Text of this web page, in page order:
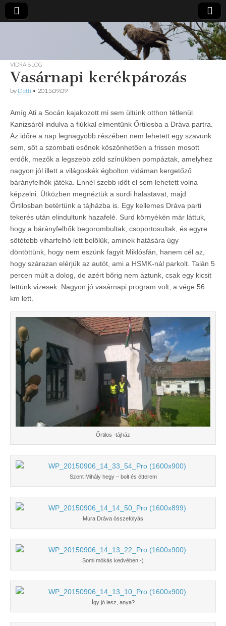
Vízitúra
kajakoktatás,
kajak-kenu
bolt,
vidraságok…
VIDRA BLOG
Vasárnapi kerékpározás
by Detti • 2015.09.09
Amíg Ati a Socán kajakozott mi sem ültünk otthon tétlenül.
Kanizsáról indulva a fiúkkal elmentünk Őrtilosba a Dráva partra.
Az időre a nap legnagyobb részében nem lehetett egy szavunk
sem, sőt a szombati esőnek köszönhetően a frissen mosott
erdők, mezők a legszebb zöld színükben pompáztak, amelyhez
nagyon jól illett a világoskék égbolton vidáman kergetőző
bárányfelhők játéka. Ennél szebb időt el sem lehetett volna
képzelni. Útközben megnéztük a surdi halastavat, majd
Őrtilosban betértünk a tájházba is. Egy kellemes Dráva parti
tekerés után elindultunk hazafelé. Surd környékén már láttuk,
hogy a bárányfelhők begorombultak, csoportosultak, és egyre
sötétebb viharfelhő lett belőlük, aminek hatására úgy
döntöttünk, hogy nem eszünk fagyit Miklósfán, hanem cél az,
hogy szárazan elérjük az autót, ami a HSMK-nál parkolt. Talán 5
percen múlt a dolog, de azért bőrig nem áztunk, csak egy kicsit
lettünk vizesek. Nagyon jó vasárnapi program volt, a vége 56
km lett.
Őrtilos -tájház
Szent Mihály hegy – bolt és étterem
Mura Dráva összefolyás
Somi mókás kedvében:-)
Így jó lesz, anya?